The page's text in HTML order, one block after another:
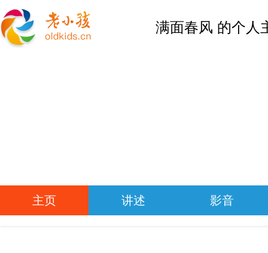
满面春风 的个人
主页 讲述 影音